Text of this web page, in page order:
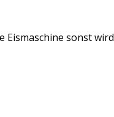
sonst wird